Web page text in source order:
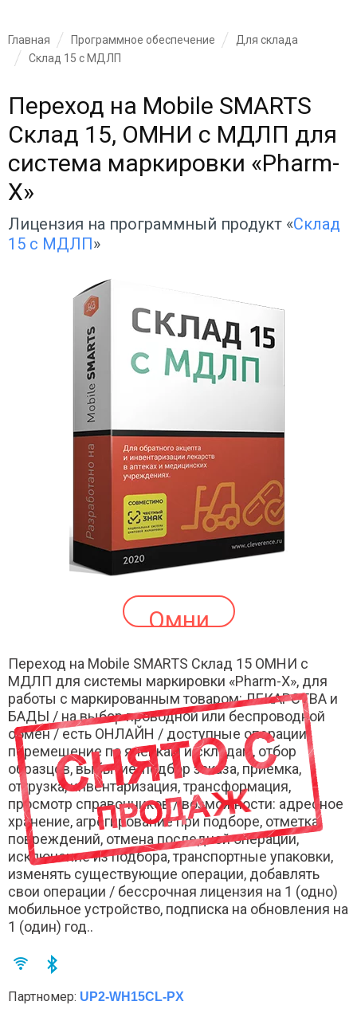
Главная Программное обеспечение
Для склада
Склад 15 с МДЛП
Переход на Mobile SMARTS
Склад 15, ОМНИ с МДЛП для
система маркировки «Pharm-
X»
Лицензия на программный продукт «Склад
15 с МДЛП»
Омни
Переход на Mobile SMARTS Склад 15 ОМНИ с
МДЛП для системы маркировки «Pharm-X», для
работы с маркированным товаром: ЛЕКАРСТВА и
БАДЫ / на выбор проводной или беспроводной
обмен / есть ОНЛАЙН / доступные операции:
перемещение по ячейкам и складам, отбор
образцов, выбытие, подбор заказа, приемка,
отгрузка, инвентаризация, трансформация,
просмотр справочников / возможности: адресное
хранение, агрегирование при подборе, отметка
повреждений, отмена последней операции,
исключение из подбора, транспортные упаковки,
изменять существующие операции, добавлять
свои операции / бессрочная лицензия на 1 (одно)
мобильное устройство, подписка на обновления на
1 (один) год..
Партномер: UP2-WH15CL-PX